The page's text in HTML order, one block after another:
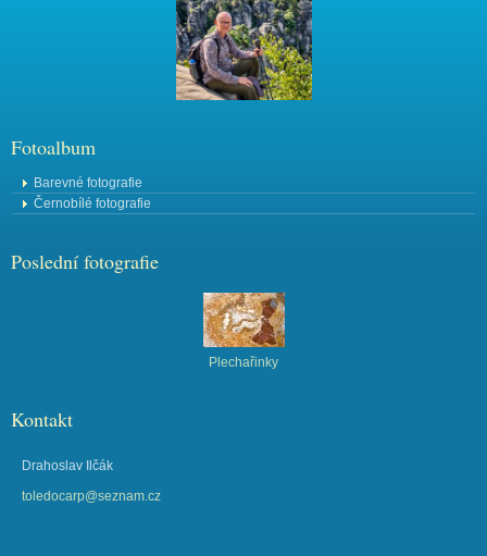
Fotoalbum
Barevné fotografie
Černobílé fotografie
Poslední fotografie
Plechařinky
Kontakt
Drahoslav Ilčák
toledocarp@seznam.cz